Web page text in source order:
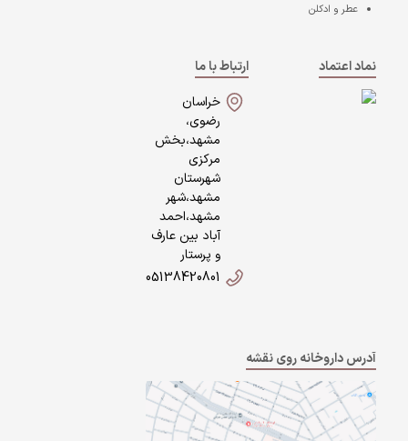
عطر و ادکلن
نماد اعتماد
ارتباط با ما
خراسان
رضوی،
مشهد،بخش
مرکزی
شهرستان
مشهد،شهر
مشهد،احمد
آباد بین عارف
و پرستار
05138420801
آدرس داروخانه روی نقشه